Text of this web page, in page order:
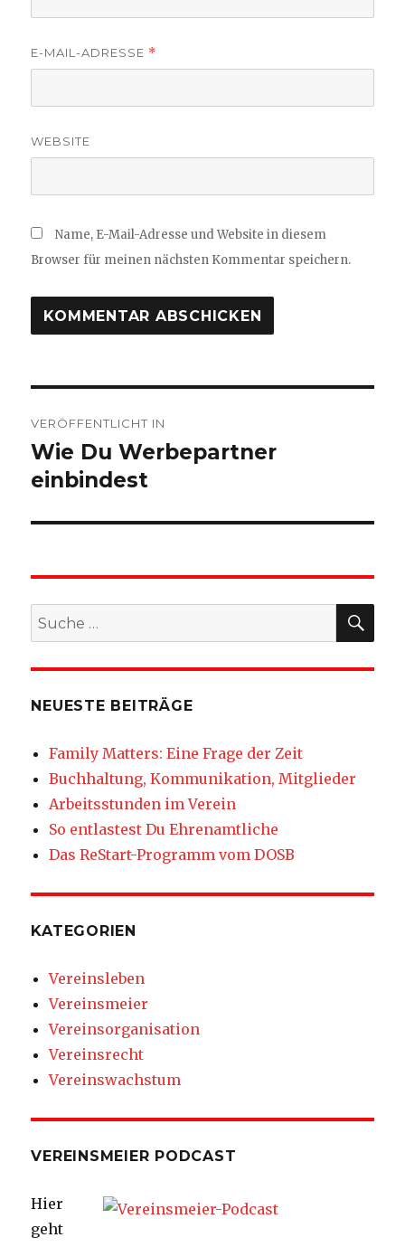
E-MAIL-ADRESSE *
WEBSITE
Name, E-Mail-Adresse und Website in diesem
Browser für meinen nächsten Kommentar speichern.
VERÖFFENTLICHT IN
Wie Du Werbepartner
einbindest
Suche
nach:
NEUESTE BEITRÄGE
Family Matters: Eine Frage der Zeit
Buchhaltung, Kommunikation, Mitglieder
Arbeitsstunden im Verein
So entlastest Du Ehrenamtliche
Das ReStart-Programm vom DOSB
KATEGORIEN
Vereinsleben
Vereinsmeier
Vereinsorganisation
Vereinsrecht
Vereinswachstum
VEREINSMEIER PODCAST
Hier
geht